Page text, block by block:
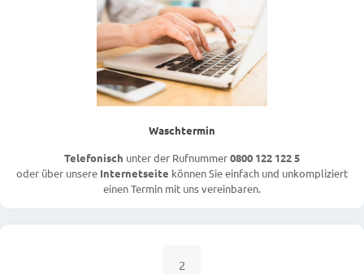
Waschtermin
Telefonisch unter der Rufnummer0800 122 122 5
oder über unsere Internetseite können Sie einfach und unkompliziert
einen Termin mit uns vereinbaren.
2